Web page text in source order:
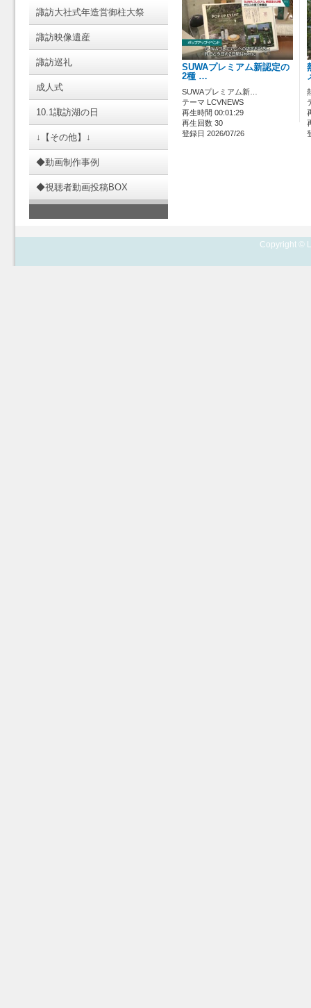
諏訪大社式年造営御柱大祭
諏訪映像遺産
諏訪巡礼
成人式
10.1諏訪湖の日
↓【その他】↓
◆動画制作事例
◆視聴者動画投稿BOX
SUWAプレミアム新認定の
2種 …
SUWAプレミアム新…
テーマ LCVNEWS
再生時間 00:01:29
再生回数 30
登録日 2026/07/26
Copyright ©